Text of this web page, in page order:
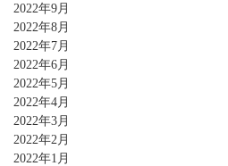
2022年9月
2022年8月
2022年7月
2022年6月
2022年5月
2022年4月
2022年3月
2022年2月
2022年1月